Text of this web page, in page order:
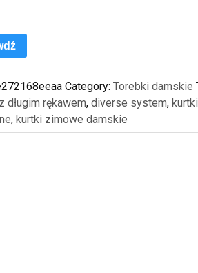
Category:Torebki damskie
długim rękawem,diverse system,
,kurtki zimowe damskie